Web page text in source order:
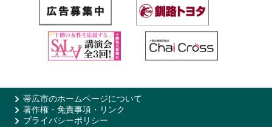
帯広市のホームページについて
著作権・免責事項・リンク
プライバシーポリシー